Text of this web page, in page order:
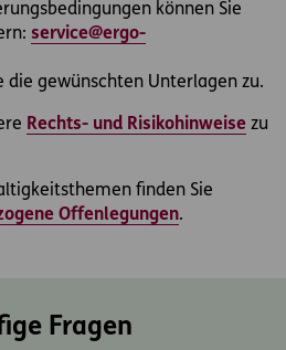
können Sie
service@ergo-
die gewünschten Unterlagen zu.
Rechts- und Risikohinweise zu
finden Sie
Offenlegungen.
Fragen